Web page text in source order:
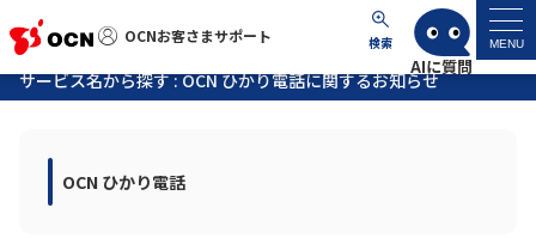
OCNお客さまサポート 検索 MENU
OCNお客さまサポート
マイページ
サポートトップ
サービス名から探す : OCN ひかり電話に関するお知らせ
OCN ひかり電話